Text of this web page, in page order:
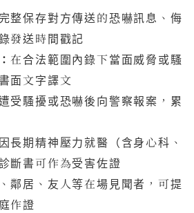
完整保存對方傳送的恐嚇訊息、侮
發送時間戳記
在合法範圍內錄下當面威脅或騷
面文字譯文
受騷擾或恐嚇後向警察報案，累
長期精神壓力就醫（含身心科、
斷書可作為受害佐證
鄰居、友人等在場見聞者，可提
作證